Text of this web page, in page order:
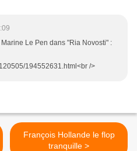
Le Pen dans "Ria Novosti" :
194552631.html<br />
François Hollande le flop
tranquille >